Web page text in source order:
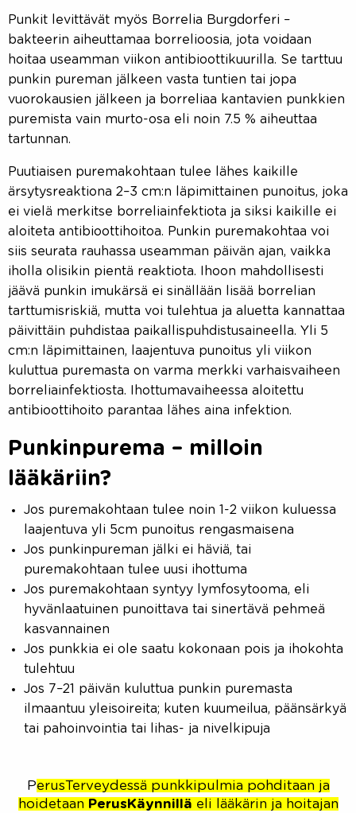
Punkit levittävät myös Borrelia Burgdorferi –
bakteerin aiheuttamaa borrelioosia, jota voidaan
hoitaa useamman viikon antibioottikuurilla. Se tarttuu
punkin pureman jälkeen vasta tuntien tai jopa
vuorokausien jälkeen ja borreliaa kantavien punkkien
puremista vain murto-osa eli noin 7.5 % aiheuttaa
tartunnan.
Puutiaisen puremakohtaan tulee lähes kaikille
ärsytysreaktiona 2–3 cm:n läpimittainen punoitus, joka
ei vielä merkitse borreliainfektiota ja siksi kaikille ei
aloiteta antibioottihoitoa. Punkin puremakohtaa voi
siis seurata rauhassa useamman päivän ajan, vaikka
iholla olisikin pientä reaktiota. Ihoon mahdollisesti
jäävä punkin imukärsä ei sinällään lisää borrelian
tarttumisriskiä, mutta voi tulehtua ja aluetta kannattaa
päivittäin puhdistaa paikallispuhdistusaineella. Yli 5
cm:n läpimittainen, laajentuva punoitus yli viikon
kuluttua puremasta on varma merkki varhaisvaiheen
borreliainfektiosta. Ihottumavaiheessa aloitettu
antibioottihoito parantaa lähes aina infektion.
Punkinpurema – milloin
lääkäriin?
Jos puremakohtaan tulee noin 1-2 viikon kuluessa
laajentuva yli 5cm punoitus rengasmaisena
Jos punkinpureman jälki ei häviä, tai
puremakohtaan tulee uusi ihottuma
Jos puremakohtaan syntyy lymfosytooma, eli
hyvänlaatuinen punoittava tai sinertävä pehmeä
kasvannainen
Jos punkkia ei ole saatu kokonaan pois ja ihokohta
tulehtuu
Jos 7–21 päivän kuluttua punkin puremasta
ilmaantuu yleisoireita; kuten kuumeilua, päänsärkyä
tai pahoinvointia tai lihas- ja nivelkipuja
PerusTerveydessä punkkipulmia pohditaan ja
hoidetaan PerusKäynnillä eli lääkärin ja hoitajan